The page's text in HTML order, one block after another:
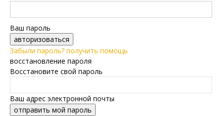
Ваш пароль
Забыли пароль? получить помощь
восстановление пароля
Восстановите свой пароль
Ваш адрес электронной почты